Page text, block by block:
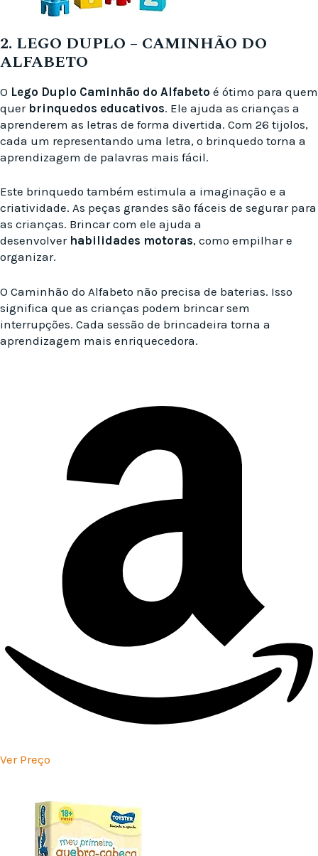
2. LEGO DUPLO – CAMINHÃO DO
ALFABETO
O Lego Duplo Caminhão do Alfabeto é ótimo para quem
quer brinquedos educativos. Ele ajuda as crianças a
aprenderem as letras de forma divertida. Com 26 tijolos,
cada um representando uma letra, o brinquedo torna a
aprendizagem de palavras mais fácil.
Este brinquedo também estimula a imaginação e a
criatividade. As peças grandes são fáceis de segurar para
as crianças. Brincar com ele ajuda a
desenvolver habilidades motoras, como empilhar e
organizar.
O Caminhão do Alfabeto não precisa de baterias. Isso
significa que as crianças podem brincar sem
interrupções. Cada sessão de brincadeira torna a
aprendizagem mais enriquecedora.
Ver Preço